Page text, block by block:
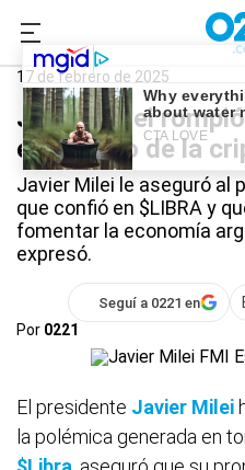
0221.com.ar
17 de febrero de 2025
Javier Milei
escándalo de la
Javier Milei le aseguró al
que confió en $LIBRA y
fomentar la economía
expresó.
Seguí a 0221 en
Por 0221
El presidente Javier Milei
la polémica generada en